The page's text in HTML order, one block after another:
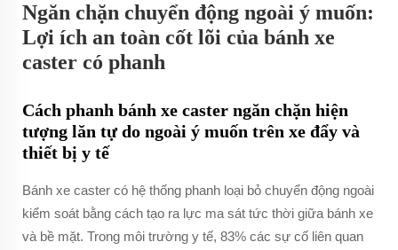
Ngăn chặn chuyển động ngoài ý muốn:
Lợi ích an toàn cốt lõi của bánh xe
caster có phanh
Cách phanh bánh xe caster ngăn chặn hiện
tượng lăn tự do ngoài ý muốn trên xe đẩy và
thiết bị y tế
Bánh xe caster có hệ thống phanh loại bỏ chuyển động ngoài
kiểm soát bằng cách tạo ra lực ma sát tức thời giữa bánh xe
và bề mặt. Trong môi trường y tế, 83% các sự cố liên quan